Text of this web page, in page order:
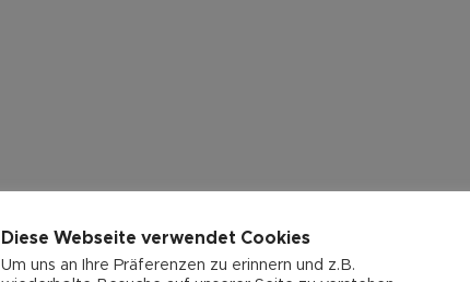
Diese Webseite verwendet Cookies
Um uns an Ihre Präferenzen zu erinnern und z.B.